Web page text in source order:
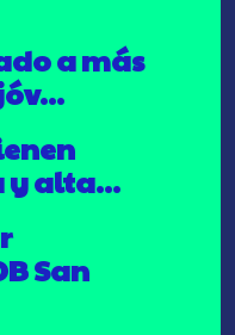
a más
y alta...
San